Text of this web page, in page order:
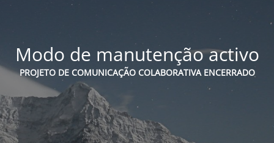
Modo de manutenção activo
PROJETO DE COMUNICAÇÃO COLABORATIVA ENCERRADO